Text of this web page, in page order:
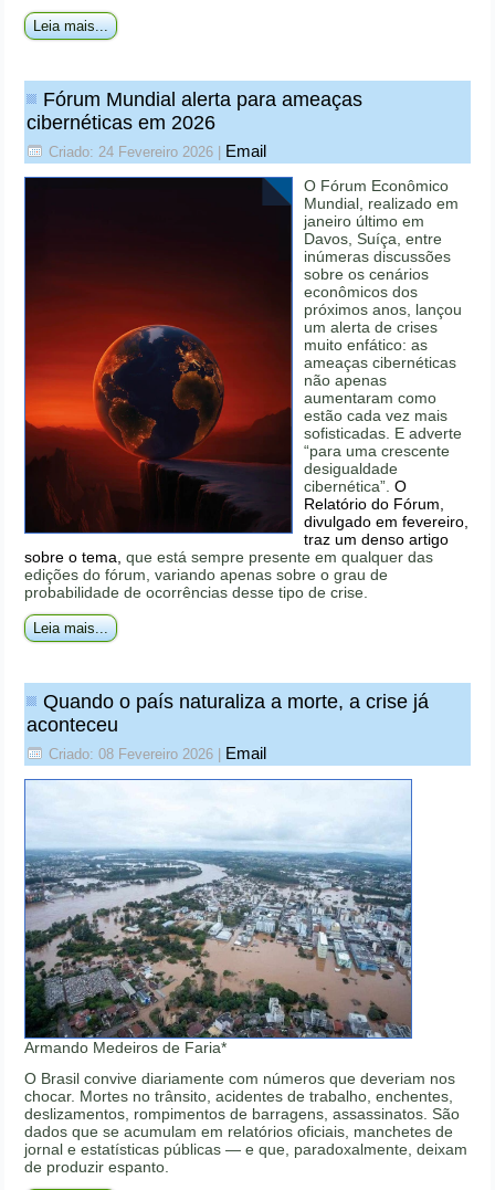
Leia mais...
Fórum Mundial alerta para ameaças
cibernéticas em 2026
Criado: 24 Fevereiro 2026 Email
O Fórum Econômico
Mundial, realizado em
janeiro último em
Davos, Suíça, entre
inúmeras discussões
sobre os cenários
econômicos dos
próximos anos, lançou
um alerta de crises
muito enfático: as
ameaças cibernéticas
não apenas
aumentaram como
estão cada vez mais
sofisticadas. E adverte
“para uma crescente
desigualdade
cibernética”.O
Relatório do Fórum,
divulgado em fevereiro,
traz um denso artigo
sobre o tema, que está sempre presente em qualquer das
edições do fórum, variando apenas sobre o grau de
probabilidade de ocorrências desse tipo de crise.
Leia mais...
Quando o país naturaliza a morte, a crise já
aconteceu
Criado: 08 Fevereiro 2026 Email
Armando Medeiros de Faria*
O Brasil convive diariamente com números que deveriam nos
chocar. Mortes no trânsito, acidentes de trabalho, enchentes,
deslizamentos, rompimentos de barragens, assassinatos. São
dados que se acumulam em relatórios oficiais, manchetes de
jornal e estatísticas públicas — e que, paradoxalmente, deixam
de produzir espanto.